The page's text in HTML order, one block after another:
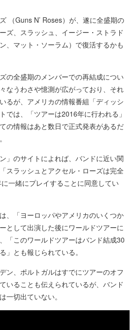
（Guns N’ Roses）が、遂に全盛期の
ズ、スラッシュ、イージー・ストラド
、マット・ソーラム）で復活するかも
の全盛期のメンバーでの再結成につい
なうわさや憶測が広がっており、それ
るが、アメリカの情報番組「ディッシ
では、「ツアーは2016年に行われる」
の情報はあと数日で正式発表があるだ
」のサイトによれば、バンドに近い関
スラッシュとアクセル・ローズは完全
一緒にプレイすることに同意してい
、「ヨーロッパやアメリカのいくつか
として出演した後にワールドツアーに
「このワールドツアーはバンド結成30
」とも報じられている。
ン、ポルトガルはすでにツアーのオフ
いることも伝えられているが、バンド
一切出ていない。